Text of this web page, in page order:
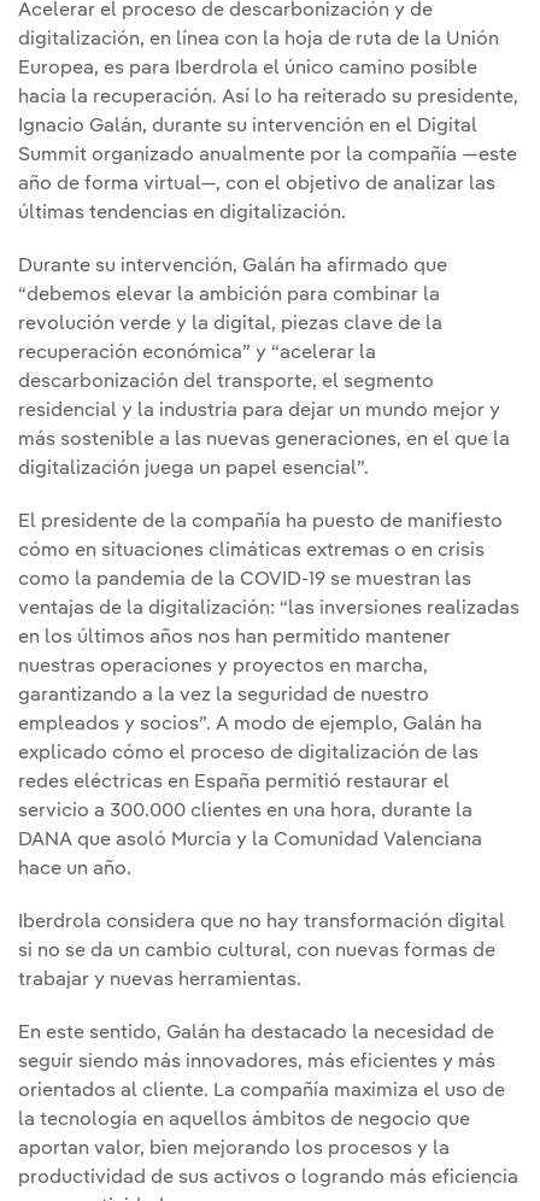
Acelerar el proceso de descarbonización y de
digitalización, en línea con la hoja de ruta de la Unión
Europea, es para Iberdrola el único camino posible
hacia la recuperación. Así lo ha reiterado su presidente,
Ignacio Galán, durante su intervención en el Digital
Summit organizado anualmente por la compañía —este
año de forma virtual—, con el objetivo de analizar las
últimas tendencias en digitalización.
Durante su intervención, Galán ha afirmado que
“debemos elevar la ambición para combinar la
revolución verde y la digital, piezas clave de la
recuperación económica” y “acelerar la
descarbonización del transporte, el segmento
residencial y la industria para dejar un mundo mejor y
más sostenible a las nuevas generaciones, en el que la
digitalización juega un papel esencial”.
El presidente de la compañía ha puesto de manifiesto
cómo en situaciones climáticas extremas o en crisis
como la pandemia de la COVID-19 se muestran las
ventajas de la digitalización: “las inversiones realizadas
en los últimos años nos han permitido mantener
nuestras operaciones y proyectos en marcha,
garantizando a la vez la seguridad de nuestro
empleados y socios”. A modo de ejemplo, Galán ha
explicado cómo el proceso de digitalización de las
redes eléctricas en España permitió restaurar el
servicio a 300.000 clientes en una hora, durante la
DANA que asoló Murcia y la Comunidad Valenciana
hace un año.
Iberdrola considera que no hay transformación digital
si no se da un cambio cultural, con nuevas formas de
trabajar y nuevas herramientas.
En este sentido, Galán ha destacado la necesidad de
seguir siendo más innovadores, más eficientes y más
orientados al cliente. La compañía maximiza el uso de
la tecnología en aquellos ámbitos de negocio que
aportan valor, bien mejorando los procesos y la
productividad de sus activos o logrando más eficiencia